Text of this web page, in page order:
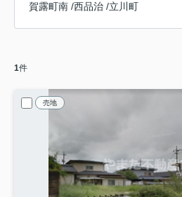
賀露町南 /西品治 /立川町
1件
売地